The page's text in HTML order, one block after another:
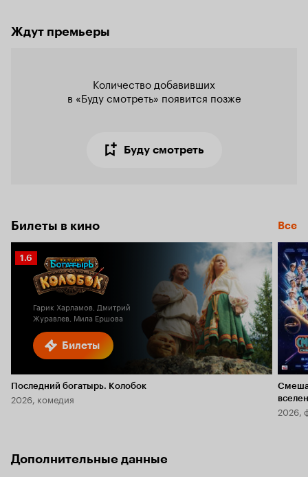
Ждут премьеры
Количество добавивших
в «Буду смотреть» появится позже
Буду смотреть
Билеты в кино Все
Билеты
Рейтинг
Кинопоиска
1.6
Гарик Харламов, Дмитрий
Журавлев, Мила Ершова
Последний богатырь. Колобок
2026, комедия
2026,
Дополнительные данные